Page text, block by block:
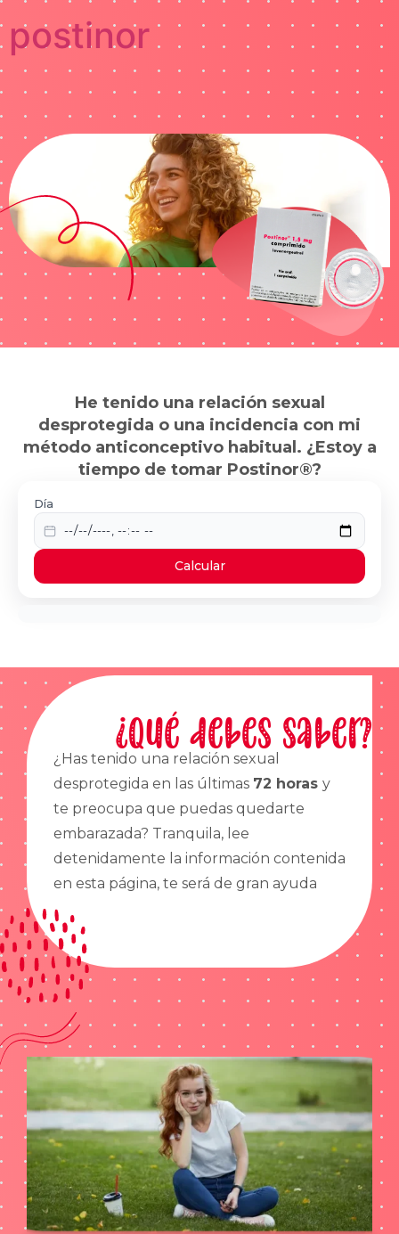
postinor
He tenido una relación sexual
desprotegida o una incidencia con mi
método anticonceptivo habitual. ¿Estoy a
tiempo de tomar Postinor®?
Día
Calcular
¿Qué debes saber?
¿Has tenido una relación sexual
desprotegida en las últimas 72 horas y
te preocupa que puedas quedarte
embarazada? Tranquila, lee
detenidamente la información contenida
en esta página, te será de gran ayuda